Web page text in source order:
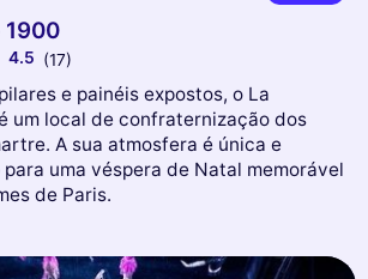
1900
4.5 (17)
e painéis expostos, o La
um local de confraternização dos
A sua atmosfera é única e
uma véspera de Natal memorável
de Paris.